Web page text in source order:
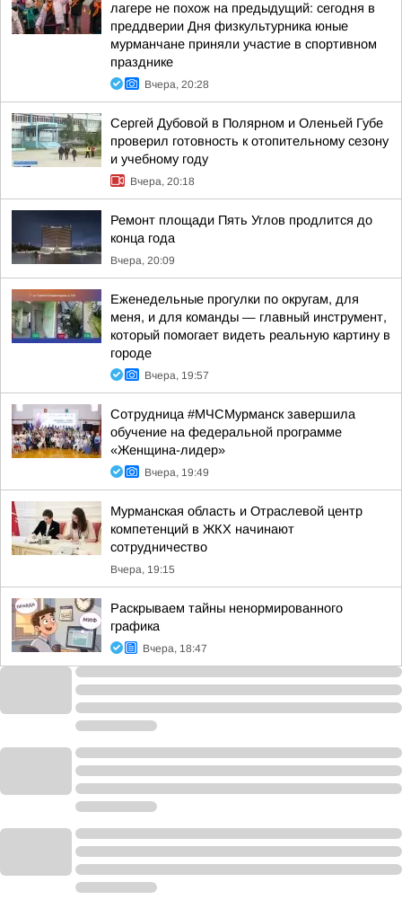
лагере не похож на предыдущий: сегодня в
преддверии Дня физкультурника юные
мурманчане приняли участие в спортивном
празднике
Вчера, 20:28
Сергей Дубовой в Полярном и Оленьей Губе
проверил готовность к отопительному сезону
и учебному году
Вчера, 20:18
Ремонт площади Пять Углов продлится до
конца года
Вчера, 20:09
Еженедельные прогулки по округам, для
меня, и для команды — главный инструмент,
который помогает видеть реальную картину в
городе
Вчера, 19:57
Сотрудница #МЧСМурманск завершила
обучение на федеральной программе
«Женщина-лидер»
Вчера, 19:49
Мурманская область и Отраслевой центр
компетенций в ЖКХ начинают
сотрудничество
Вчера, 19:15
Раскрываем тайны ненормированного
графика
Вчера, 18:47